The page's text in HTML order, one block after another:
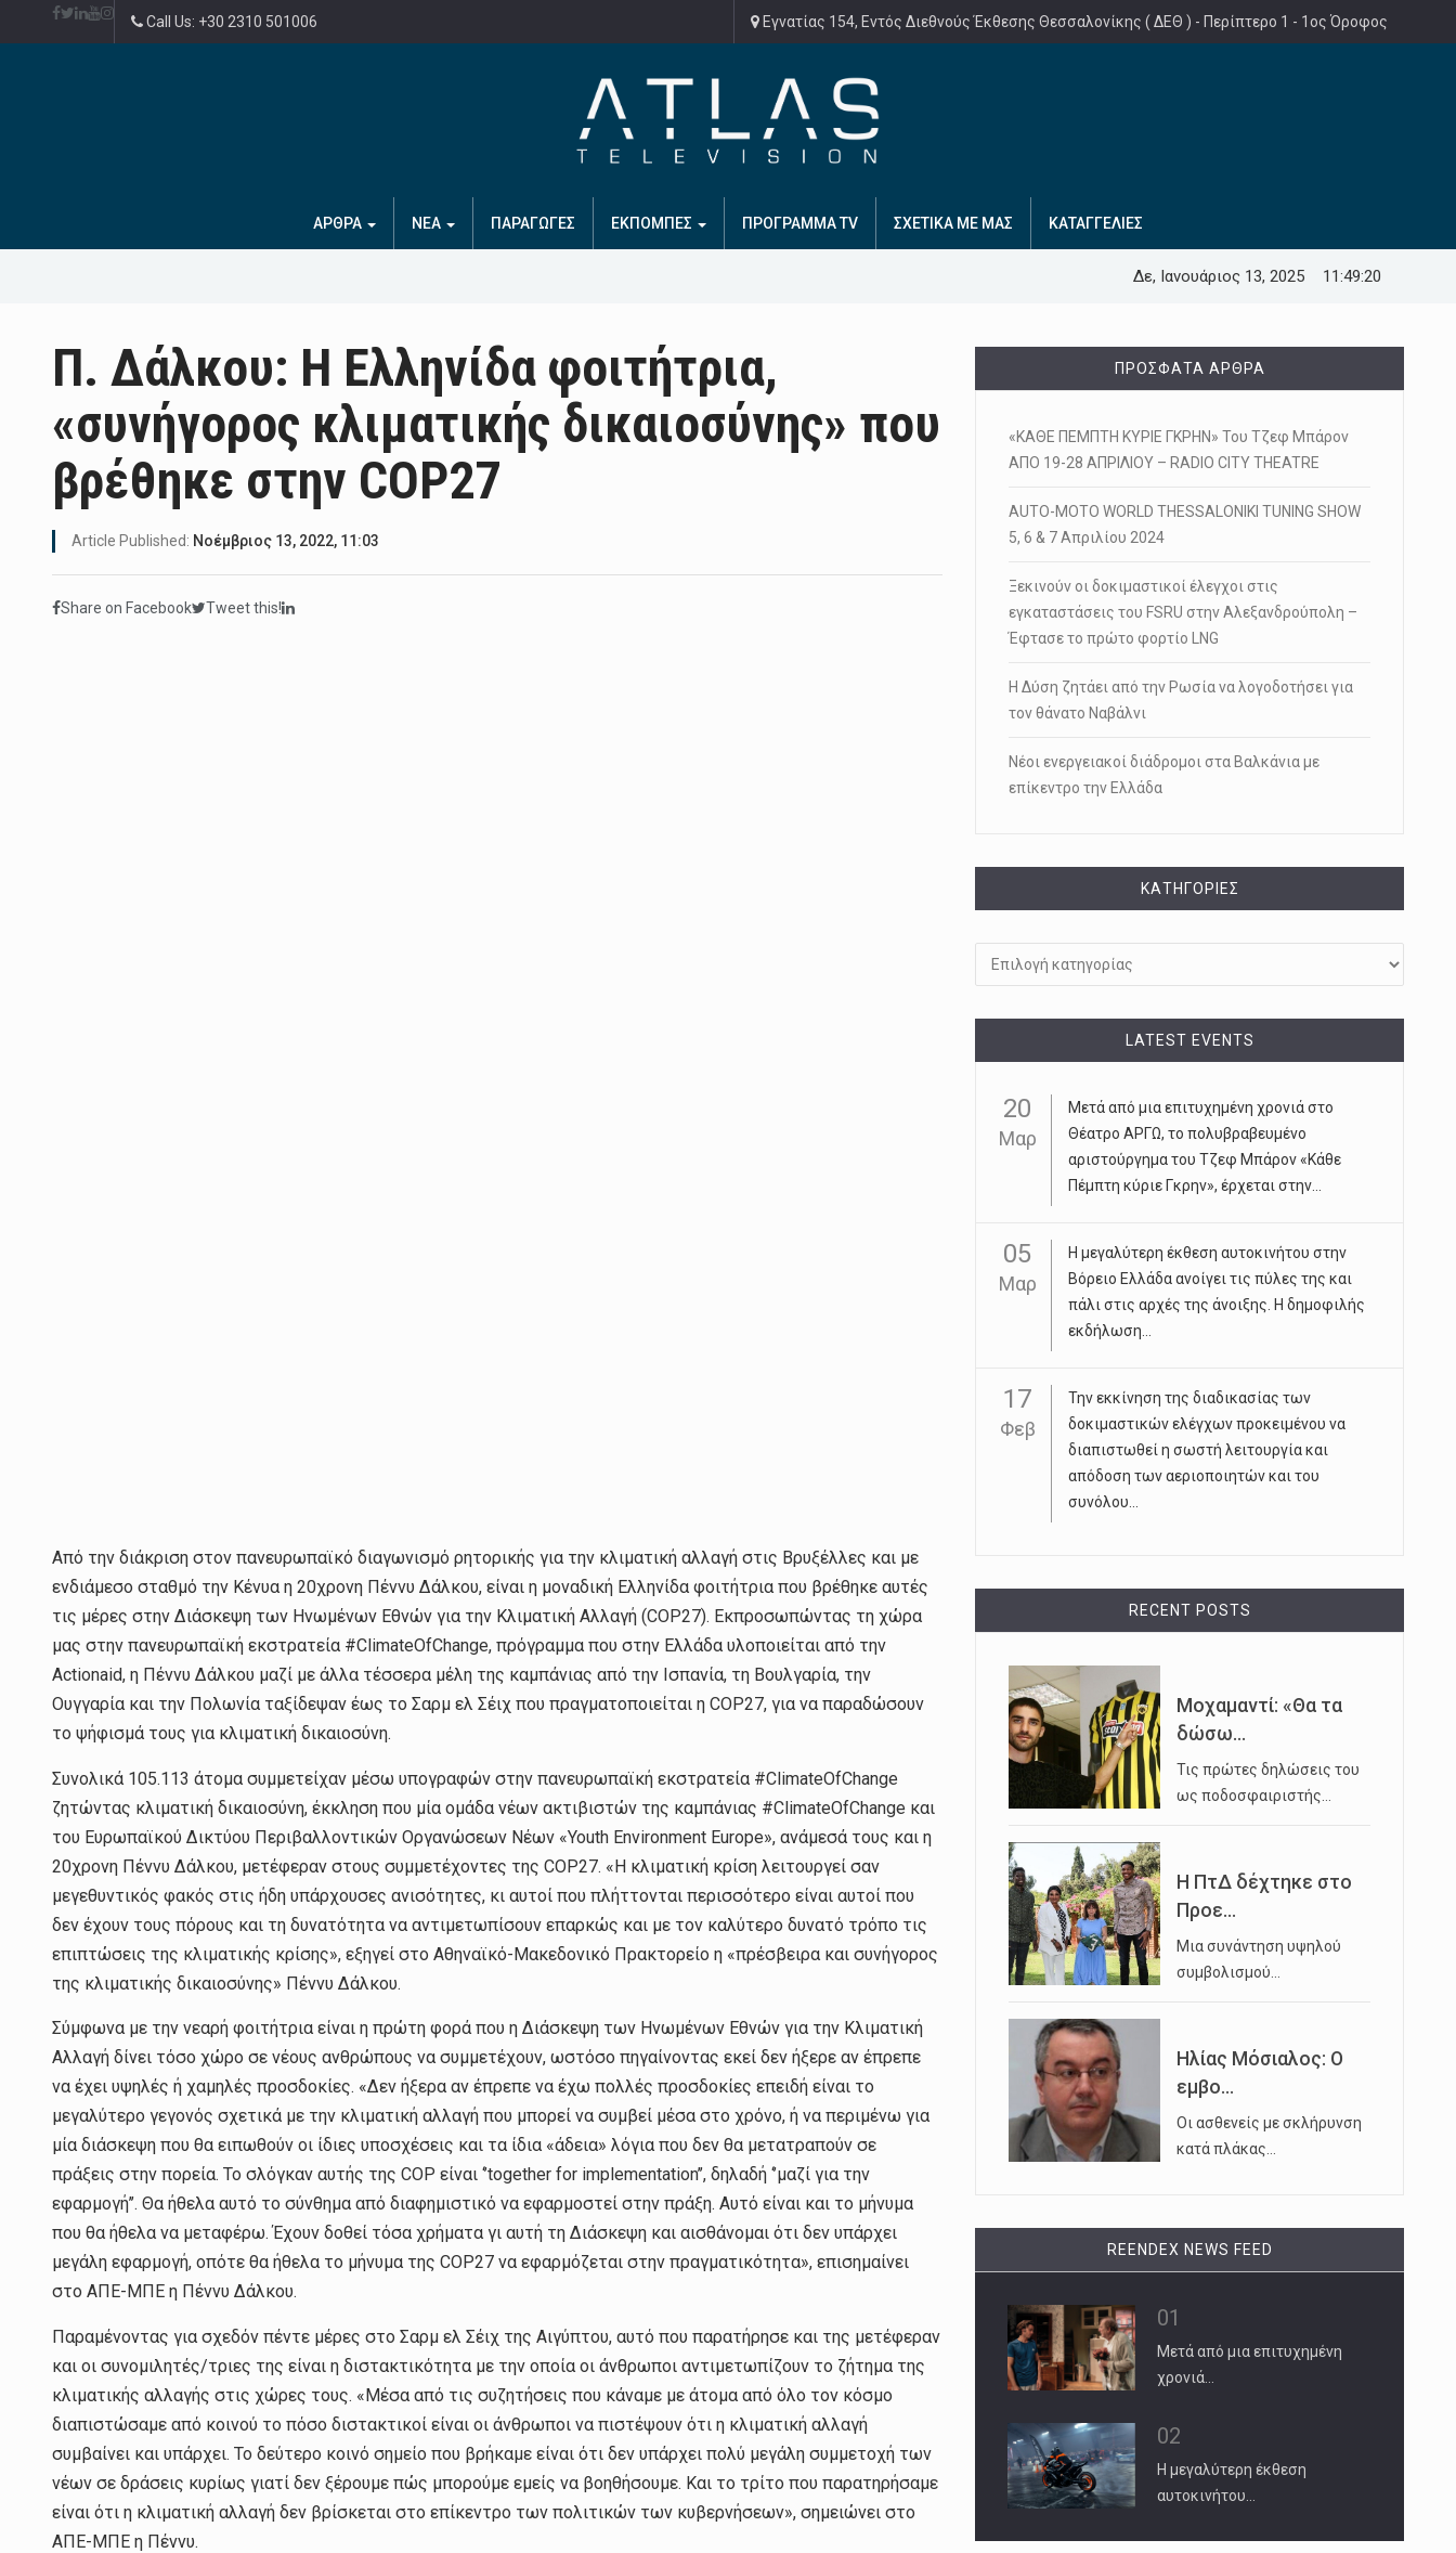
Call Us: +30 2310 501006 Εγνατίας 154, Εντός Διεθνούς Έκθεσης Θεσσαλονίκης ( ΔΕΘ ) - Περίπτερο 1 - 1ος Όροφος
ΑΡΘΡΑ ΝΕΑ ΠΑΡΑΓΩΓΕΣ ΕΚΠΟΜΠΕΣ ΠΡΟΓΡΑΜΜΑ TV ΣΧΕΤΙΚΑ ΜΕ ΜΑΣ ΚΑΤΑΓΓΕΛΙΕΣ
11:49:21
Δε, Ιανουάριος 13, 2025
Π. Δάλκου: Η Ελληνίδα φοιτήτρια,
«συνήγορος κλιματικής δικαιοσύνης» που
βρέθηκε στην COP27
Article Published: Νοέμβριος 13, 2022, 11:03
Share on Facebook Tweet this!
Από την διάκριση στον πανευρωπαϊκό διαγωνισμό ρητορικής για την κλιματική αλλαγή στις Βρυξέλλες και με
ενδιάμεσο σταθμό την Κένυα η 20χρονη Πέννυ Δάλκου, είναι η μοναδική Ελληνίδα φοιτήτρια που βρέθηκε αυτές
τις μέρες στην Διάσκεψη των Ηνωμένων Εθνών για την Κλιματική Αλλαγή (COP27). Εκπροσωπώντας τη χώρα
μας στην πανευρωπαϊκή εκστρατεία #ClimateOfChange, πρόγραμμα που στην Ελλάδα υλοποιείται από την
Actionaid, η Πέννυ Δάλκου μαζί με άλλα τέσσερα μέλη της καμπάνιας από την Ισπανία, τη Βουλγαρία, την
Ουγγαρία και την Πολωνία ταξίδεψαν έως το Σαρμ ελ Σέιχ που πραγματοποιείται η COP27, για να παραδώσουν
το ψήφισμά τους για κλιματική δικαιοσύνη.
Συνολικά 105.113 άτομα συμμετείχαν μέσω υπογραφών στην πανευρωπαϊκή εκστρατεία #ClimateOfChange
ζητώντας κλιματική δικαιοσύνη, έκκληση που μία ομάδα νέων ακτιβιστών της καμπάνιας #ClimateOfChange και
του Ευρωπαϊκού Δικτύου Περιβαλλοντικών Οργανώσεων Νέων «Youth Environment Europe», ανάμεσά τους και η
20χρονη Πέννυ Δάλκου, μετέφεραν στους συμμετέχοντες της COP27. «Η κλιματική κρίση λειτουργεί σαν
μεγεθυντικός φακός στις ήδη υπάρχουσες ανισότητες, κι αυτοί που πλήττονται περισσότερο είναι αυτοί που
δεν έχουν τους πόρους και τη δυνατότητα να αντιμετωπίσουν επαρκώς και με τον καλύτερο δυνατό τρόπο τις
επιπτώσεις της κλιματικής κρίσης», εξηγεί στο Αθηναϊκό-Μακεδονικό Πρακτορείο η «πρέσβειρα και συνήγορος
της κλιματικής δικαιοσύνης» Πέννυ Δάλκου.
Σύμφωνα με την νεαρή φοιτήτρια είναι η πρώτη φορά που η Διάσκεψη των Ηνωμένων Εθνών για την Κλιματική
Αλλαγή δίνει τόσο χώρο σε νέους ανθρώπους να συμμετέχουν, ωστόσο πηγαίνοντας εκεί δεν ήξερε αν έπρεπε
να έχει υψηλές ή χαμηλές προσδοκίες. «Δεν ήξερα αν έπρεπε να έχω πολλές προσδοκίες επειδή είναι το
μεγαλύτερο γεγονός σχετικά με την κλιματική αλλαγή που μπορεί να συμβεί μέσα στο χρόνο, ή να περιμένω για
μία διάσκεψη που θα ειπωθούν οι ίδιες υποσχέσεις και τα ίδια «άδεια» λόγια που δεν θα μετατραπούν σε
πράξεις στην πορεία. Το σλόγκαν αυτής της COP είναι ‘’together for implementation’’, δηλαδή ‘’μαζί για την
εφαρμογή’’. Θα ήθελα αυτό το σύνθημα από διαφημιστικό να εφαρμοστεί στην πράξη. Αυτό είναι και το μήνυμα
που θα ήθελα να μεταφέρω. Έχουν δοθεί τόσα χρήματα γι αυτή τη Διάσκεψη και αισθάνομαι ότι δεν υπάρχει
μεγάλη εφαρμογή, οπότε θα ήθελα το μήνυμα της COP27 να εφαρμόζεται στην πραγματικότητα», επισημαίνει
στο ΑΠΕ-ΜΠΕ η Πέννυ Δάλκου.
Παραμένοντας για σχεδόν πέντε μέρες στο Σαρμ ελ Σέιχ της Αιγύπτου, αυτό που παρατήρησε και της μετέφεραν
και οι συνομιλητές/τριες της είναι η διστακτικότητα με την οποία οι άνθρωποι αντιμετωπίζουν το ζήτημα της
κλιματικής αλλαγής στις χώρες τους. «Μέσα από τις συζητήσεις που κάναμε με άτομα από όλο τον κόσμο
διαπιστώσαμε από κοινού το πόσο διστακτικοί είναι οι άνθρωποι να πιστέψουν ότι η κλιματική αλλαγή
συμβαίνει και υπάρχει. Το δεύτερο κοινό σημείο που βρήκαμε είναι ότι δεν υπάρχει πολύ μεγάλη συμμετοχή των
νέων σε δράσεις κυρίως γιατί δεν ξέρουμε πώς μπορούμε εμείς να βοηθήσουμε. Και το τρίτο που παρατηρήσαμε
είναι ότι η κλιματική αλλαγή δεν βρίσκεται στο επίκεντρο των πολιτικών των κυβερνήσεων», σημειώνει στο
ΑΠΕ-ΜΠΕ η Πέννυ.
ΠΡΌΣΦΑΤΑ ΆΡΘΡΑ
«ΚΑΘΕ ΠΕΜΠΤΗ ΚΥΡΙΕ ΓΚΡΗΝ» Του Τζεφ Μπάρον
ΑΠΟ 19-28 ΑΠΡΙΛΙΟΥ – RADIO CITY THEATRE
AUTO-MOTO WORLD THESSALONIKI TUNING SHOW
5, 6 & 7 Απριλίου 2024
Ξεκινούν οι δοκιμαστικοί έλεγχοι στις
εγκαταστάσεις του FSRU στην Αλεξανδρούπολη –
Έφτασε το πρώτο φορτίο LNG
Η Δύση ζητάει από την Ρωσία να λογοδοτήσει για
τον θάνατο Ναβάλνι
Νέοι ενεργειακοί διάδρομοι στα Βαλκάνια με
επίκεντρο την Ελλάδα
KΑΤΗΓΟΡΊΕΣ
LATEST EVENTS
20
Μαρ
Μετά από μια επιτυχημένη χρονιά στο
Θέατρο ΑΡΓΩ, το πολυβραβευμένο
αριστούργημα του Τζεφ Μπάρον «Κάθε
Πέμπτη κύριε Γκρην», έρχεται στην...
05
Μαρ
Η μεγαλύτερη έκθεση αυτοκινήτου στην
Βόρειο Ελλάδα ανοίγει τις πύλες της και
πάλι στις αρχές της άνοιξης. Η δημοφιλής
εκδήλωση...
17
Φεβ
Την εκκίνηση της διαδικασίας των
δοκιμαστικών ελέγχων προκειμένου να
διαπιστωθεί η σωστή λειτουργία και
απόδοση των αεριοποιητών και του
συνόλου...
RECENT POSTS
Μοχαμαντί: «Θα τα
δώσω...
Τις πρώτες δηλώσεις του
ως ποδοσφαιριστής…
Η ΠτΔ δέχτηκε στο
Προε...
Μια συνάντηση υψηλού
συμβολισμού…
Ηλίας Μόσιαλος: Ο
εμβο...
Οι ασθενείς με σκλήρυνση
κατά πλάκας…
REENDEX NEWS FEED
01
Μετά από μια επιτυχημένη
χρονιά…
02
Η μεγαλύτερη έκθεση
αυτοκινήτου…